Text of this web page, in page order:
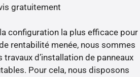
gratuitement
configuration la plus efficace pour
rentabilité menée, nous sommes
d’installation de panneaux
Pour cela, nous disposons